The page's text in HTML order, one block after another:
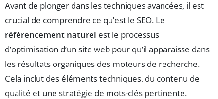
Avant de plonger dans les techniques avancées, il est
crucial de comprendre ce qu’est le SEO. Le
référencement naturel est le processus
d’optimisation d’un site web pour qu’il apparaisse dans
les résultats organiques des moteurs de recherche.
Cela inclut des éléments techniques, du contenu de
qualité et une stratégie de mots-clés pertinente.